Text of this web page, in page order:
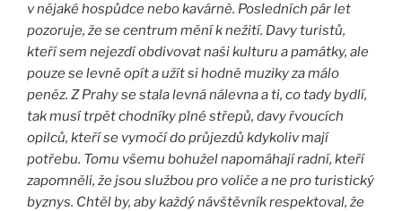
v nějaké hospůdce nebo kavárně. Posledních pár let
pozoruje, že se centrum mění k nežití. Davy turistů,
kteří sem nejezdí obdivovat naši kulturu a památky, ale
pouze se levně opít a užít si hodně muziky za málo
peněz. Z Prahy se stala levná nálevna a ti, co tady bydlí,
tak musí trpět chodníky plné střepů, davy řvoucích
opilců, kteří se vymočí do průjezdů kdykoliv mají
potřebu. Tomu všemu bohužel napomáhají radní, kteří
zapomněli, že jsou službou pro voliče a ne pro turistický
byznys. Chtěl by, aby každý návštěvník respektoval, že